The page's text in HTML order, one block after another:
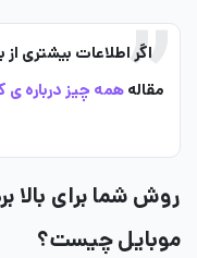
اگر اطلاعات بیشتری
مقاله همه چیز درباره ی
روش شما برای بالا
موبایل چیست؟